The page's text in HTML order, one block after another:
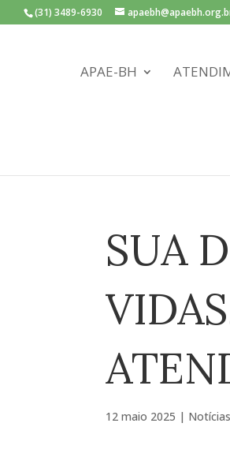
(31) 3489-6930
APAE-BH
SUA
12 maio 2025 | Notícias